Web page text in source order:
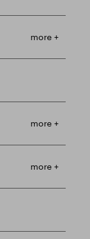
more +
more +
more +